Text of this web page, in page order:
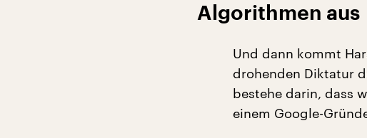
Algorithmen aus
Und dann kommt
drohenden Diktatur
bestehe darin, dass
einem Google-